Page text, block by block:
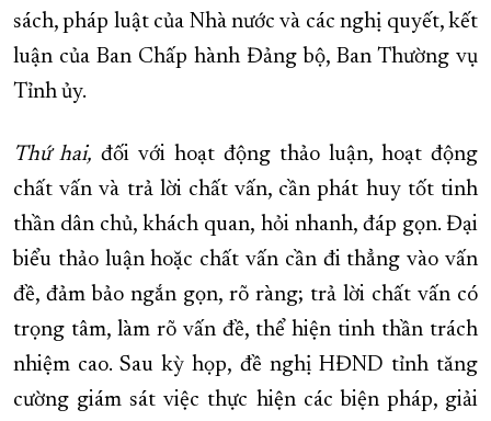
sách, pháp luật của Nhà nước và các nghị quyết, kết
luận của Ban Chấp hành Đảng bộ, Ban Thường vụ
Tỉnh ủy.
Thứ hai, đối với hoạt động thảo luận, hoạt động
chất vấn và trả lời chất vấn, cần phát huy tốt tinh
thần dân chủ, khách quan, hỏi nhanh, đáp gọn. Đại
biểu thảo luận hoặc chất vấn cần đi thẳng vào vấn
đề, đảm bảo ngắn gọn, rõ ràng; trả lời chất vấn có
trọng tâm, làm rõ vấn đề, thể hiện tinh thần trách
nhiệm cao. Sau kỳ họp, đề nghị HĐND tỉnh tăng
cường giám sát việc thực hiện các biện pháp, giải